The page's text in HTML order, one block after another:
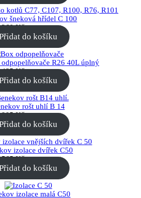
šneková hřídel C 100
Kč „včetně DPH“
do košíku
R26 40L úplný
Kč „včetně DPH“
do košíku
rošt uhlí B 14
Kč „včetně DPH“
do košíku
izolace dvířek C50
Kč „včetně DPH“
do košíku
izolace malá C50